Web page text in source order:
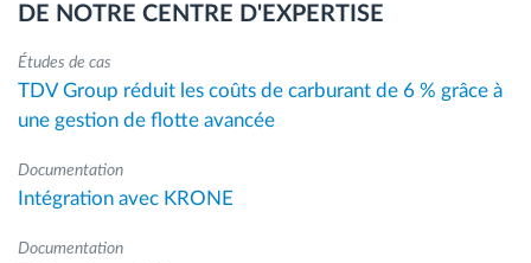
DE NOTRE CENTRE D'EXPERTISE
Études de cas
TDV Group réduit les coûts de carburant de 6 % grâce à
une gestion de flotte avancée
Documentation
Intégration avec KRONE
Documentation